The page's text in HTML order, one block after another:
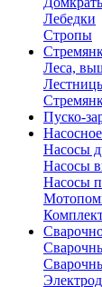
Лебедки
Стропы
Леса,
Пуско-
Насосы
Насосы
Насосы